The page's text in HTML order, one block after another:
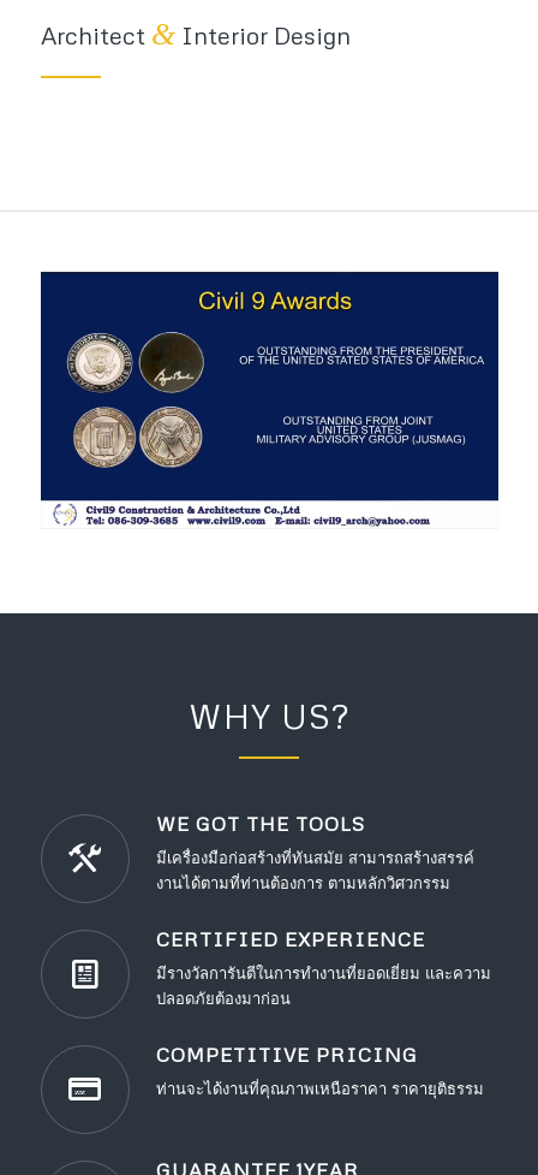
Architect &Interior Design
WHY US?
WE GOT THE TOOLS
มีเครื่องมือก่อสร้างที่ทันสมัย สามารถสร้างสรรค์
งานได้ตามที่ท่านต้องการ ตามหลักวิศวกรรม
CERTIFIED EXPERIENCE
มีรางวัลการันตีในการทำงานที่ยอดเยี่ยม และความ
ปลอดภัยต้องมาก่อน
COMPETITIVE PRICING
ท่านจะได้งานที่คุณภาพเหนือราคา ราคายุติธรรม